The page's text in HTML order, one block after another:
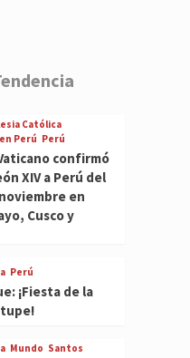
Católica
Perú Perú
confirmó
XIV a Perú del
en
Cusco y
Perú
¡Fiesta de la
Mundo Santos